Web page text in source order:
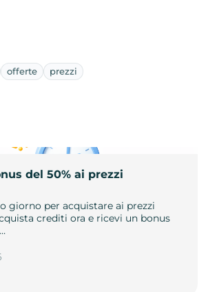
offerte prezzi
del 50% ai prezzi
giorno per acquistare ai prezzi
crediti ora e ricevi un bonus